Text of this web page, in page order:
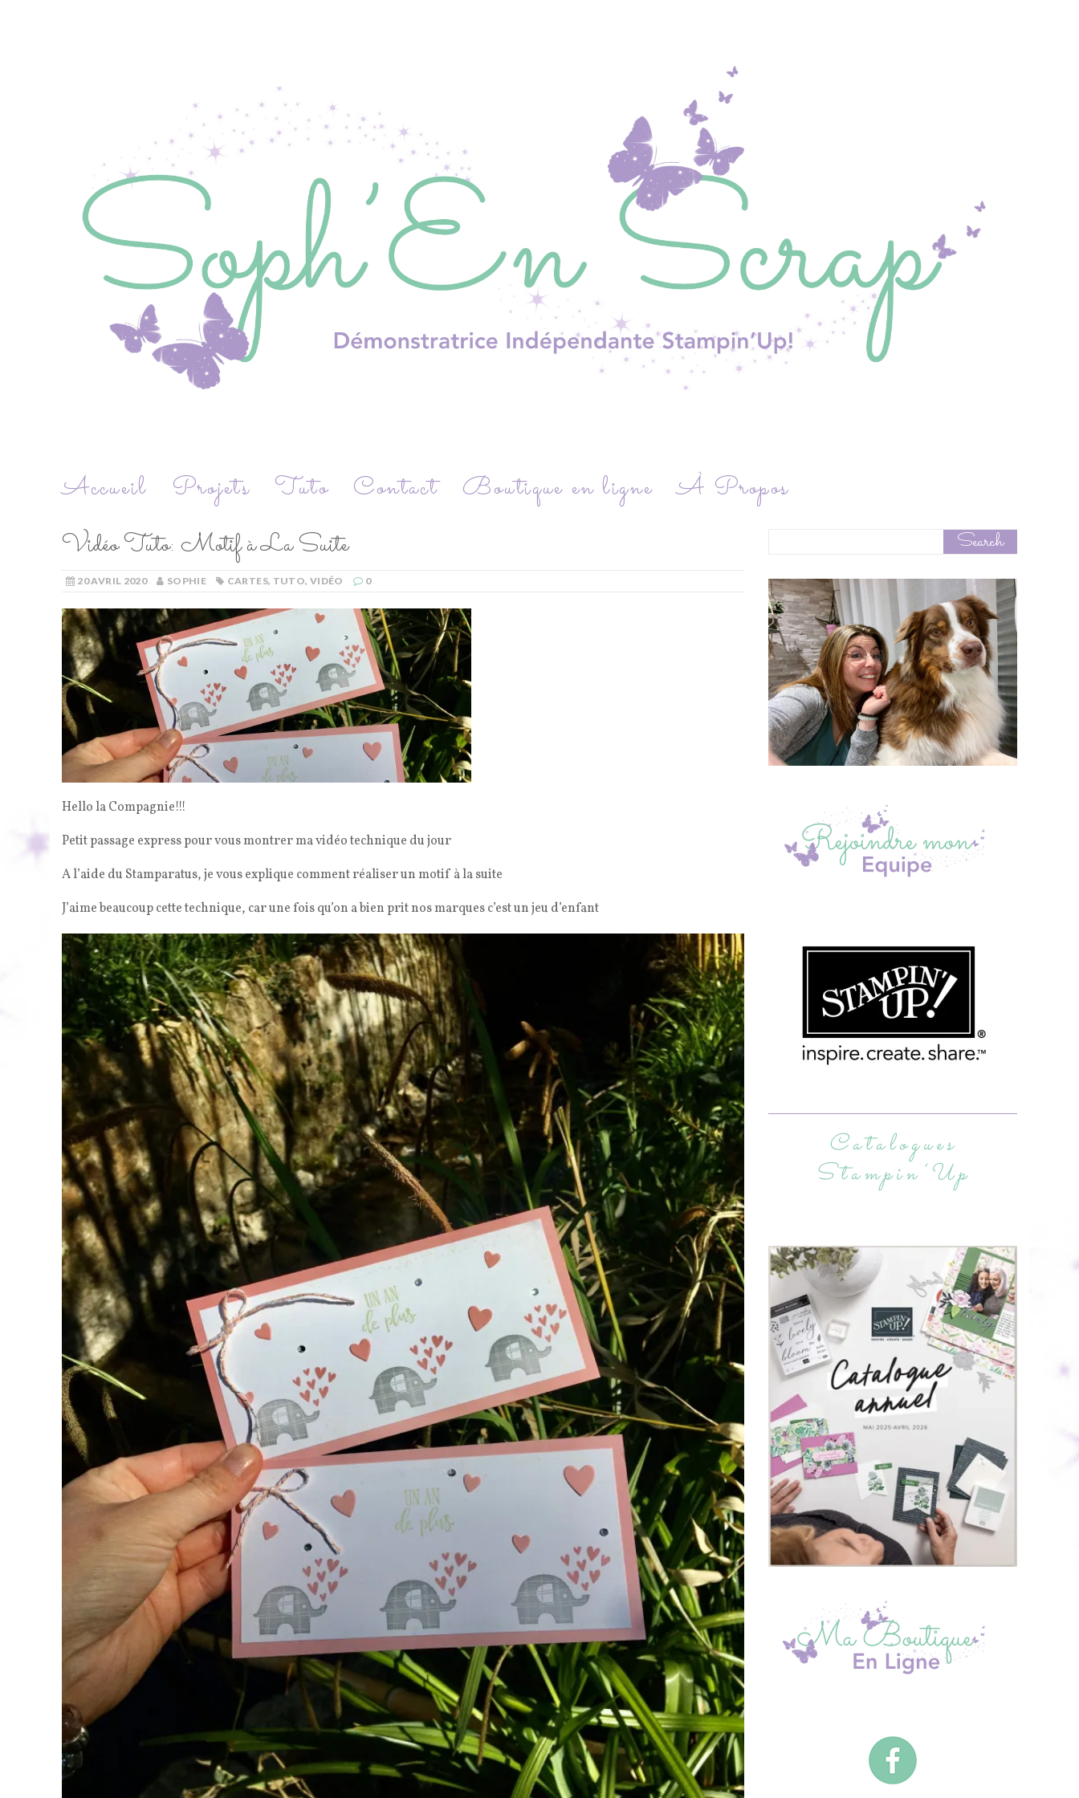
Accueil Projets Tuto Contact Boutique en ligne
À Propos
Vidéo Tuto: Motif à La Suite
20 AVRIL 2020 SOPHIE CARTES, TUTO, VIDÉO 0
Hello la Compagnie!!!
Petit passage express pour vous montrer ma vidéo technique du jour
A l’aide du Stamparatus, je vous explique comment réaliser un motif à la suite
J’aime beaucoup cette technique, car une fois qu’on a bien prit nos marques c’est un jeu d’enfant
Catalogues
Stampin’Up